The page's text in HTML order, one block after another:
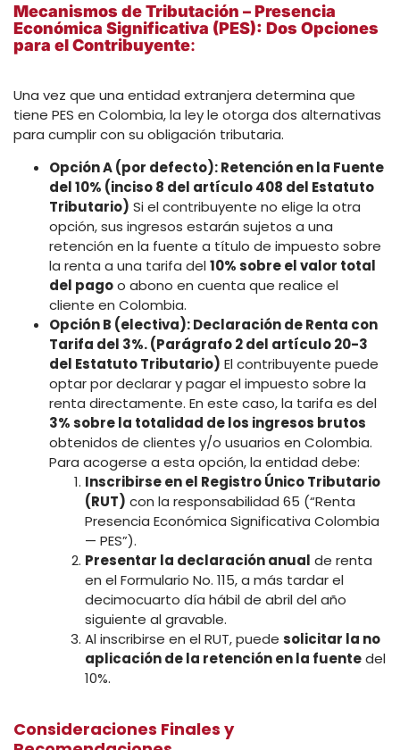
Mecanismos de Tributación –Presencia
Económica Significativa (PES): Dos Opciones
para el Contribuyente:
Una vez que una entidad extranjera determina que
tiene PES en Colombia, la ley le otorga dos alternativas
para cumplir con su obligación tributaria.
Opción A (por defecto): Retención en la Fuente
del 10% (inciso 8 del artículo 408 del Estatuto
Tributario) Si el contribuyente no elige la otra
opción, sus ingresos estarán sujetos a una
retención en la fuente a título de impuesto sobre
la renta a una tarifa del10% sobre el valor total
del pagoo abono en cuenta que realice el
cliente en Colombia.
Opción B (electiva): Declaración de Renta con
Tarifa del 3%. (Parágrafo 2 del artículo 20-3
del Estatuto Tributario) El contribuyente puede
optar por declarar y pagar el impuesto sobre la
renta directamente. En este caso, la tarifa es del
3% sobre la totalidad de los ingresos brutos
obtenidos de clientes y/o usuarios en Colombia.
Para acogerse a esta opción, la entidad debe:
Inscribirse en el Registro Único Tributario
(RUT) con la responsabilidad 65 (“Renta
Presencia Económica Significativa Colombia
— PES”).
Presentar la declaración anual de renta
en el Formulario No. 115, a más tardar el
decimocuarto día hábil de abril del año
siguiente al gravable.
Al inscribirse en el RUT, puede solicitar la no
aplicación de la retención en la fuentedel
10%.
Consideraciones Finales y